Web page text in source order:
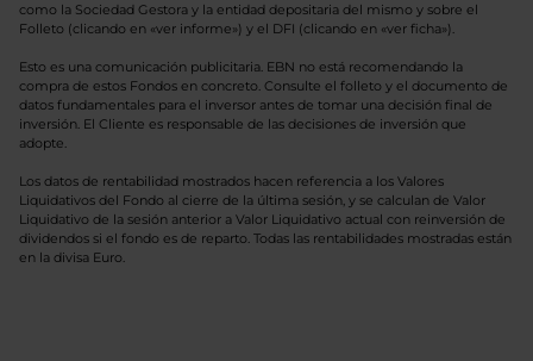
como la Sociedad Gestora y la entidad depositaria del mismo y sobre el
Folleto (clicando en «ver informe») y el DFI (clicando en «ver ficha»).
Esto es una comunicación publicitaria. EBN no está recomendando la
compra de estos Fondos en concreto. Consulte el folleto y el documento de
datos fundamentales para el inversor antes de tomar una decisión final de
inversión. El Cliente es responsable de las decisiones de inversión que
adopte.
Los datos de rentabilidad mostrados hacen referencia a los Valores
Liquidativos del Fondo al cierre de la última sesión, y se calculan de Valor
Liquidativo de la sesión anterior a Valor Liquidativo actual con reinversión de
dividendos si el fondo es de reparto. Todas las rentabilidades mostradas están
en la divisa Euro.